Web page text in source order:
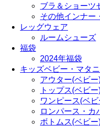
ブラ＆ショーツ
その他インナー
レッグウェア
ルームシューズ
福袋
2024年福袋
キッズベビー・マタ
アウター(ベビー
トップス(ベビー
ワンピース(ベ
ロンパース・カ
ボトムス(ベビー